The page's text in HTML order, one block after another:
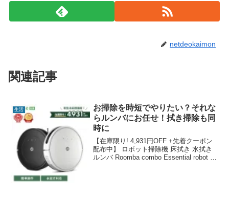
netdeokaimon
関連記事
生活
お掃除を時短でやりたい？それな
らルンバにお任せ！拭き掃除も同
時に
【在庫限り! 4,931円OFF +先着クーポン
配布中】 ロボット掃除機 床拭き 水拭き
ルンバ Roomba combo Essential robot ア